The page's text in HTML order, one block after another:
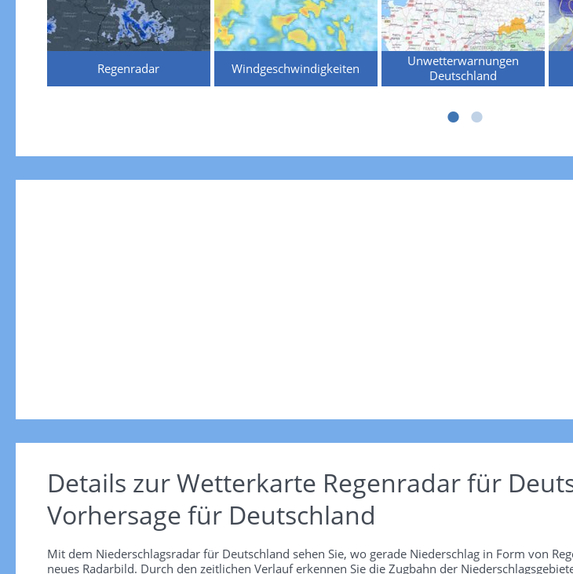
Regenradar Windgeschwindigkeiten
Unwetterwarnungen
Deutschland
Details zur Wetterkarte Regenradar für
Vorhersage für Deutschland
Mit dem Niederschlagsradar für Deutschland sehen Sie, wo gerade Niederschlag in Form von
neues Radarbild. Durch den zeitlichen Verlauf erkennen Sie die Zugbahn der